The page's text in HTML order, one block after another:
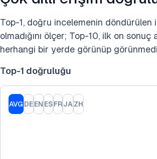
Top-1, doğru incelemenin döndürülen
olmadığını ölçer; Top-10, ilk on sonuç
herhangi bir yerde görünüp
Top-1 doğruluğu
AVG DEEN ESFRJA ZH